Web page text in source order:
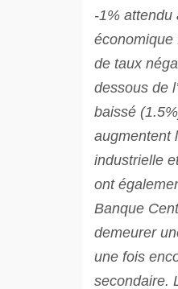
-1% attendu
économique
de taux
dessous de
baissé
augmentent
industrielle
ont
Banque
demeurer
une fois
secondaire.